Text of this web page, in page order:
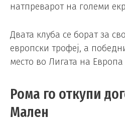
натпреварот на големи
Двата клуба се борат за
европски трофеј, а
место во Лигата на Европа
Рома го откупи
Мален